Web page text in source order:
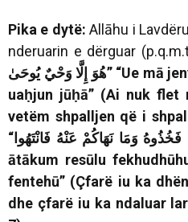
Pika e dytë: Allāhu i
nderuarin e dërguar
هُوَ إِلَّا وَحْيٌ يُوحَىٰ” “Ue mā
uaḥjun jūḥā” (Ai nuk
vetëm shpalljen që i
“ وَمَا نَهَاكُمْ عَنْهُ فَانْتَهُوا
ātākum resūlu
fentehū” (Çfarë iu ka
dhe çfarë iu ka ndaluar